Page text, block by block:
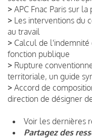
> APC Fnac Paris sur
> Les interventions du
au travail
> Calcul de
fonction publique
> Rupture
territoriale, un guide
> Accord de
direction de désigner
Voir les dernières
Partagez des